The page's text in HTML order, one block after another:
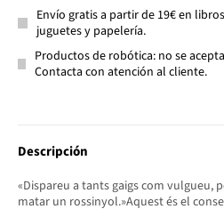
Envío gratis a partir de 19€ en
juguetes y papelería.
Productos de robótica: no se
Contacta con atención al cliente.
Descripción
«Dispareu a tants gaigs com vulgueu,
matar un rossinyol.»Aquest és el